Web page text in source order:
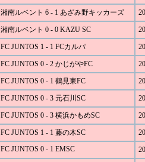
湘南ルベント 6 - 1 あざみ野キッカーズ
湘南ルベント 0 - 0 KAZU SC
FC JUNTOS 1 - 1 FCカルパ
FC JUNTOS 0 - 2 かじがやFC
FC JUNTOS 0 - 1 鶴見東FC
FC JUNTOS 0 - 3 元石川SC
FC JUNTOS 0 - 3 横浜かもめSC
FC JUNTOS 1 - 1 藤の木SC
FC JUNTOS 0 - 1 EMSC